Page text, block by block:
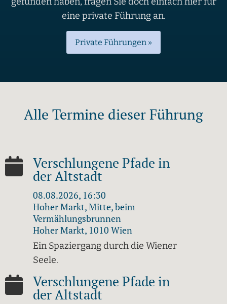
eine private Führung an.
Private Führungen »
Alle Termine dieser Führung
Verschlungene Pfade in
der Altstadt
08.08.2026, 16:30
Hoher Markt, Mitte, beim
Vermählungsbrunnen
Hoher Markt, 1010 Wien
Ein Spaziergang durch die Wiener
Seele.
Verschlungene Pfade in
der Altstadt